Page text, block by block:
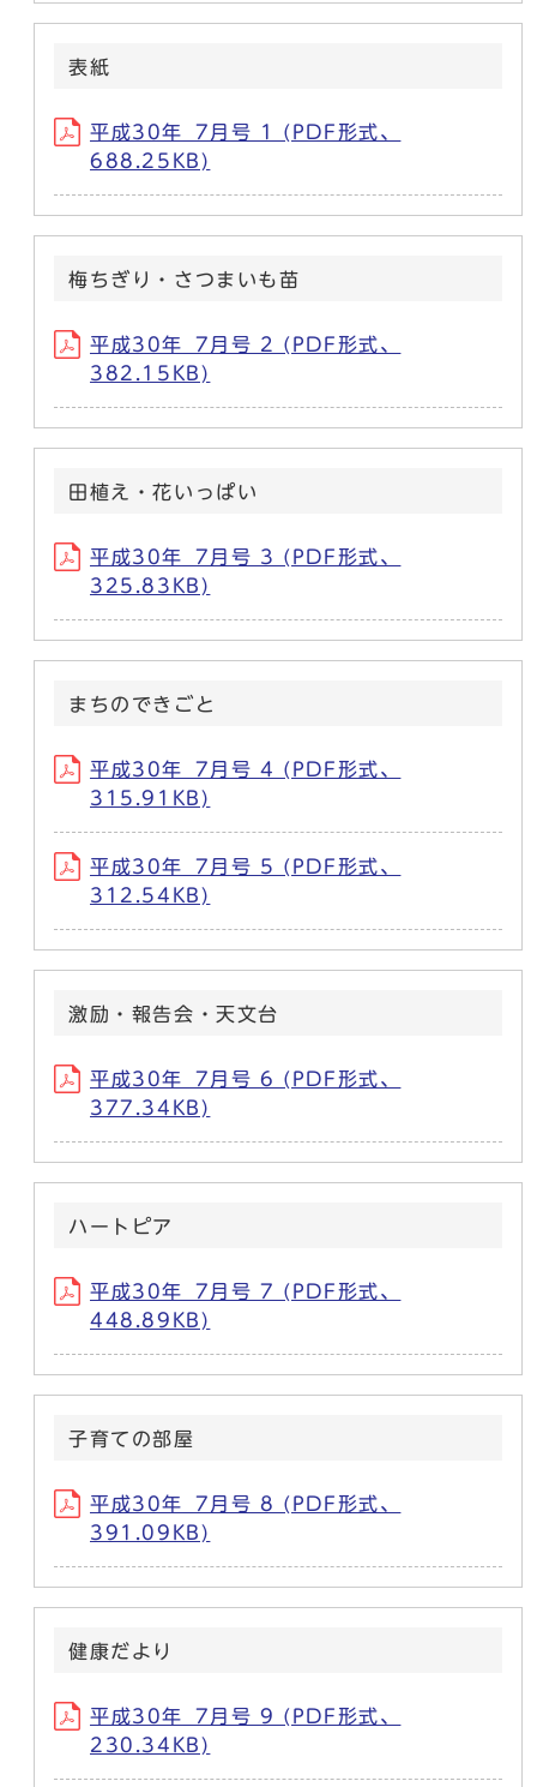
表紙
平成30年_7月号 1 (PDF形式、
688.25KB)
梅ちぎり・さつまいも苗
平成30年_7月号 2 (PDF形式、
382.15KB)
田植え・花いっぱい
平成30年_7月号 3 (PDF形式、
325.83KB)
まちのできごと
平成30年_7月号 4 (PDF形式、
315.91KB)
平成30年_7月号 5 (PDF形式、
312.54KB)
激励・報告会・天文台
平成30年_7月号 6 (PDF形式、
377.34KB)
ハートピア
平成30年_7月号 7 (PDF形式、
448.89KB)
子育ての部屋
平成30年_7月号 8 (PDF形式、
391.09KB)
健康だより
平成30年_7月号 9 (PDF形式、
230.34KB)